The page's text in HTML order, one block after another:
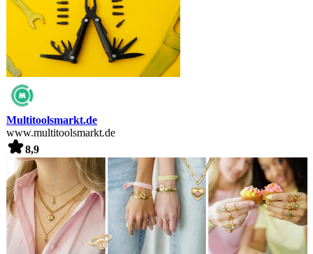
Multitoolsmarkt.de
www.multitoolsmarkt.de
8,9